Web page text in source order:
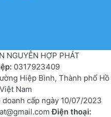
NGUYỄN HỢP PHÁT
0317923409
Hiệp Bình, Thành phố Hồ
Nam
cấp ngày 10/07/2023
Điện thoại: